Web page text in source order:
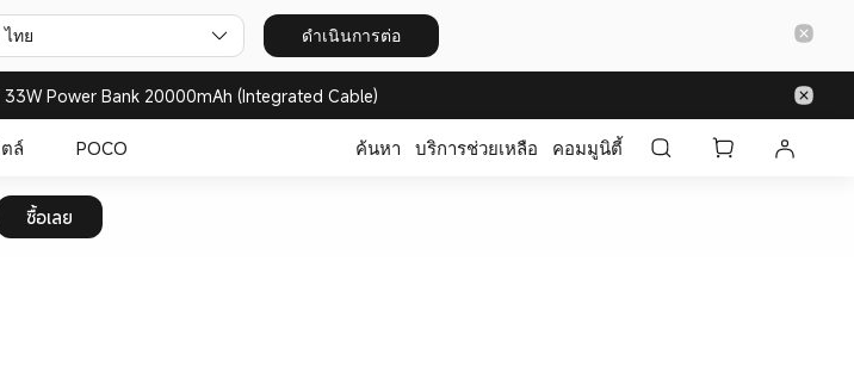
ทย ดำเนินการต่อ
Power Bank 20000mAh (Integrated Cable)
ล์ POCO ค้นหา บริการช่วยเหลือ คอมมูนิตี้
ซื้อเลย